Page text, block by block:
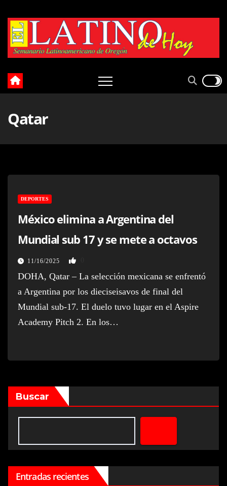
content
Qatar
DEPORTES
México elimina a Argentina del
Mundial sub 17 y se mete a octavos
11/16/2025
DOHA, Qatar – La selección mexicana se enfrentó
a Argentina por los dieciseisavos de final del
Mundial sub-17. El duelo tuvo lugar en el Aspire
Academy Pitch 2. En los…
Buscar
Entradas recientes